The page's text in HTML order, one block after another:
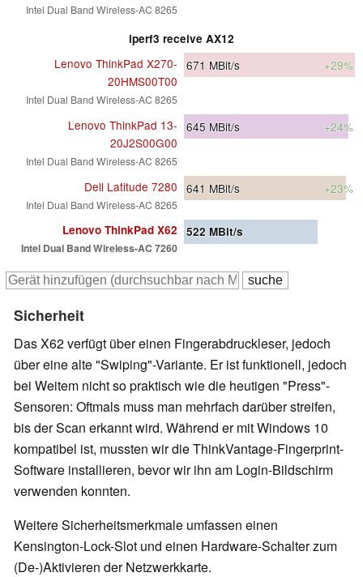
Intel Dual Band Wireless-AC 8265
iperf3 receive AX12
Lenovo ThinkPad X270-
20HMS00T00
Intel Dual Band Wireless-AC 8265
671 MBit/s +29%
Lenovo ThinkPad 13-
20J2S00G00
Intel Dual Band Wireless-AC 8265
645 MBit/s +24%
Dell Latitude 7280
Intel Dual Band Wireless-AC 8265
641 MBit/s +23%
Lenovo ThinkPad X62
Intel Dual Band Wireless-AC 7260
522 MBit/s
Sicherheit
Das X62 verfügt über einen Fingerabdruckleser, jedoch
über eine alte "Swiping"-Variante. Er ist funktionell, jedoch
bei Weitem nicht so praktisch wie die heutigen "Press"-
Sensoren: Oftmals muss man mehrfach darüber streifen,
bis der Scan erkannt wird. Während er mit Windows 10
kompatibel ist, mussten wir die ThinkVantage-Fingerprint-
Software installieren, bevor wir ihn am Login-Bildschirm
verwenden konnten.
Weitere Sicherheitsmerkmale umfassen einen
Kensington-Lock-Slot und einen Hardware-Schalter zum
(De-)Aktivieren der Netzwerkkarte.